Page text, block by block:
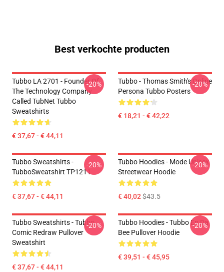
Best verkochte producten
Tubbo LA 2701 - Founder Of
The Technology Company
Called TubNet Tubbo
Sweatshirts
€ 37,67 - € 44,11
-20%
Tubbo - Thomas Smith's Online
Persona Tubbo Posters
€ 18,21 - € 42,22
-20%
Tubbo Sweatshirts -
TubboSweatshirt TP1211
€ 37,67 - € 44,11
-20%
Tubbo Hoodies - Mode Unisex
Streetwear Hoodie
€ 40,02$43.5
-20%
Tubbo Sweatshirts - Tubbo
Comic Redraw Pullover
Sweatshirt
€ 37,67 - € 44,11
-20%
Tubbo Hoodies - Tubbo En Da
Bee Pullover Hoodie
€ 39,51 - € 45,95
-20%